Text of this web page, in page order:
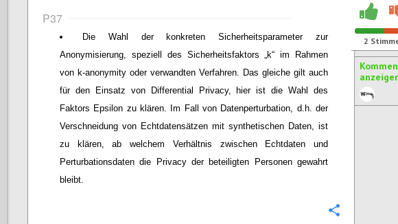
P37
Die Wahl der konkreten Sicherheitsparameter zur
Anonymisierung, speziell des Sicherheitsfaktors „k“ im Rahmen
von k-anonymity oder verwandten Verfahren. Das gleiche gilt auch
für den Einsatz von Differential Privacy, hier ist die Wahl des
Faktors Epsilon zu klären. Im Fall von Datenperturbation, d.h. der
Verschneidung von Echtdatensätzen mit synthetischen Daten, ist
zu klären, ab welchem Verhältnis zwischen Echtdaten und
Perturbationsdaten die Privacy der beteiligten Personen gewahrt
bleibt.
2